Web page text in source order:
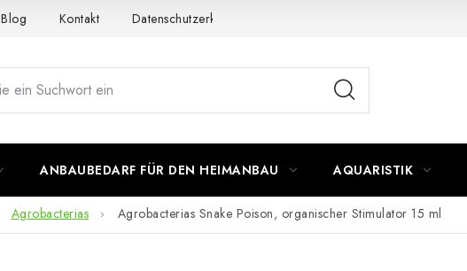
Blog Kontakt Datenschutzerklärung
ANBAUBEDARF FÜR DEN HEIMANBAU AQUARISTIK
Agrobacterias Agrobacterias Snake Poison, organischer Stimulator 15 ml